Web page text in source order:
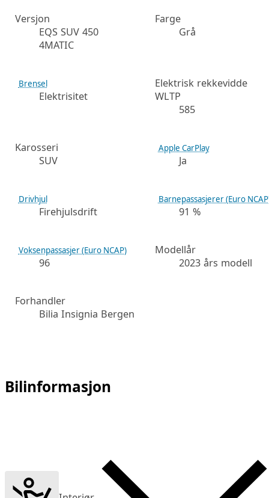
Versjon
EQS SUV 450
4MATIC
Farge
Grå
Brensel
Elektrisitet
Elektrisk rekkevidde
WLTP
585
Karosseri
SUV
Apple CarPlay
Ja
Drivhjul
Firehjulsdrift
Barnepassasjerer (Euro
91 %
Voksenpassasjer (Euro NCAP)
96
Modellår
2023 års modell
Forhandler
Bilia Insignia Bergen
Bilinformasjon